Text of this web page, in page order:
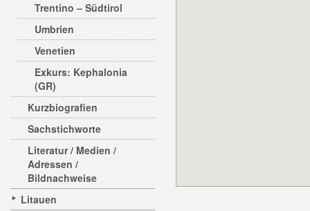
Trentino – Südtirol
Umbrien
Venetien
Exkurs: Kephalonia
(GR)
Kurzbiografien
Sachstichworte
Literatur / Medien /
Adressen /
Bildnachweise
Litauen